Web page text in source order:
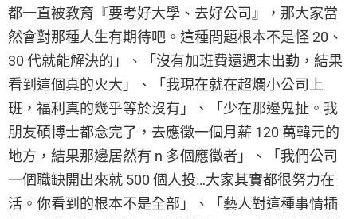
都一直被教育『要考好大學、去好公司』，那大家當
然會對那種人生有期待吧。這種問題根本不是怪 20、
30 代就能解決的」、「沒有加班費還週末出勤，結果
看到這個真的火大」、「我現在就在超爛小公司上
班，福利真的幾乎等於沒有」、「少在那邊鬼扯。我
朋友碩博士都念完了，去應徵一個月薪 120 萬韓元的
地方，結果那邊居然有 n 多個應徵者」、「我們公司
一個職缺開出來就 500 個人投…大家其實都很努力在
活。你看到的根本不是全部」、「藝人對這種事情插